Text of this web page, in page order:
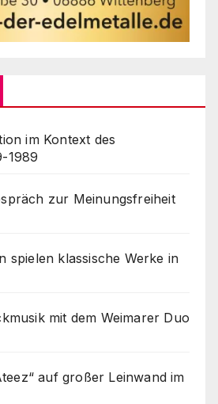
im Kontext des
1989
zur Meinungsfreiheit
spielen klassische Werke in
mit dem Weimarer Duo
auf großer Leinwand im